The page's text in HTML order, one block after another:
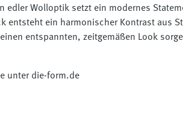
edler Wolloptik setzt ein modernes
entsteht ein harmonischer Kontrast aus
entspannten, zeitgemäßen Look
unter die-form.de